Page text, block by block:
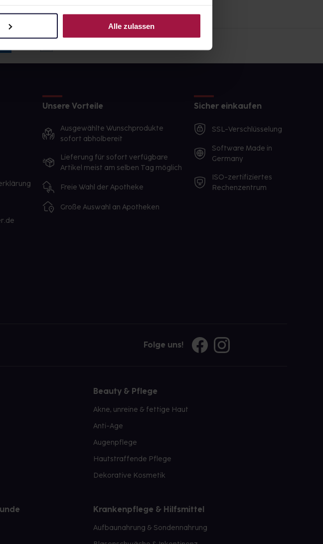
Alle zulassen
Unsere Vorteile
Ausgewählte Wunschprodukte
sofort abholbereit
Lieferung für sofort verfügbare
Artikel meist am selben Tag möglich
Freie Wahl der Apotheke
Große Auswahl an Apotheken
Sicher einkaufen
SSL-Verschlüsselung
Software Made in
Germany
ISO-zertifiziertes
Rechenzentrum
Folge uns!
Beauty & Pflege
Akne, unreine & fettige Haut
Anti-Age
Augenpflege
Hautstraffende Pflege
Dekorative Kosmetik
Krankenpflege & Hilfsmittel
Aufbaunahrung & Sondennahrung